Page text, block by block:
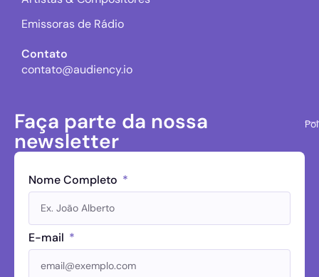
Emissoras de Rádio
Contato
contato@audiency.io
Faça parte da nossa
newsletter
Nome Completo
E-mail